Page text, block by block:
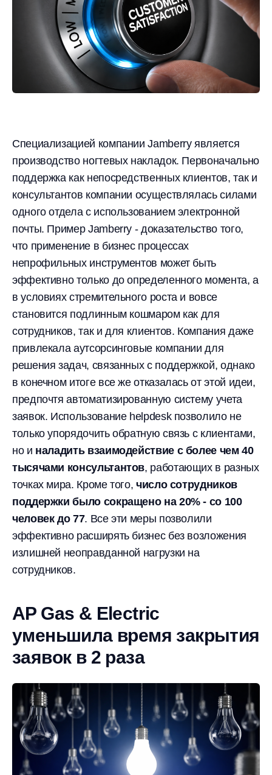
Специализацией компании Jamberry является
производство ногтевых накладок. Первоначально
поддержка как непосредственных клиентов, так и
консультантов компании осуществлялась силами
одного отдела с использованием электронной
почты. Пример Jamberry - доказательство того,
что применение в бизнес процессах
непрофильных инструментов может быть
эффективно только до определенного момента, а
в условиях стремительного роста и вовсе
становится подлинным кошмаром как для
сотрудников, так и для клиентов. Компания даже
привлекала аутсорсинговые компании для
решения задач, связанных с поддержкой, однако
в конечном итоге все же отказалась от этой идеи,
предпочтя автоматизированную систему учета
заявок. Использование helpdesk позволило не
только упорядочить обратную связь с клиентами,
но и наладить взаимодействие с более чем 40
тысячами консультантов, работающих в разных
точках мира. Кроме того, число сотрудников
поддержки было сокращено на 20% - со 100
человек до 77. Все эти меры позволили
эффективно расширять бизнес без возложения
излишней неоправданной нагрузки на
сотрудников.
AP Gas & Electric
уменьшила время закрытия
заявок в 2 раза